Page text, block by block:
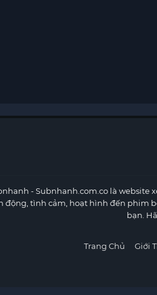
- Subnhanh.com.co là website
động, tình cảm, hoạt hình đến phim
bạn.
Trang Chủ Giới